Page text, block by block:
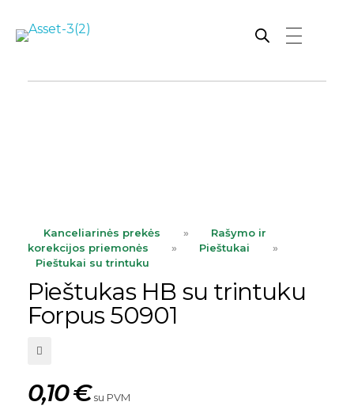
Kanceliarinės prekės »
Rašymo ir
korekcijos priemonės
» Pieštukai
»
Pieštukai su trintuku
Pieštukas HB su trintuku
Forpus 50901
0,10€ su PVM